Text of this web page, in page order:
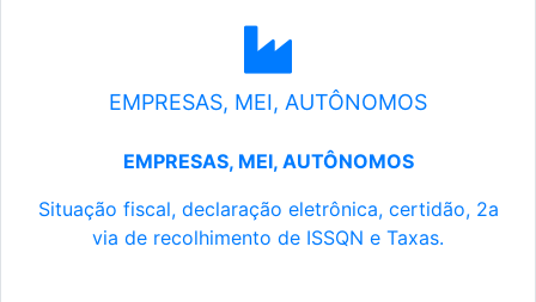
EMPRESAS, MEI, AUTÔNOMOS
EMPRESAS, MEI, AUTÔNOMOS
Situação fiscal, declaração eletrônica, certidão, 2a
via de recolhimento de ISSQN e Taxas.